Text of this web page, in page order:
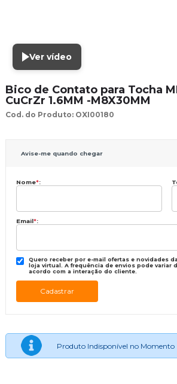
Ver vídeo
Bico de Contato para Tocha
CuCrZr 1.6MM -M8X30MM
Cod. do Produto: OXI00180
Avise-me quando chegar
Nome*:
Email*:
Quero receber por e-mail ofertas e novidades
loja virtual. A frequência de envios pode variar
acordo com a interação do cliente.
Produto Indisponível no Momento